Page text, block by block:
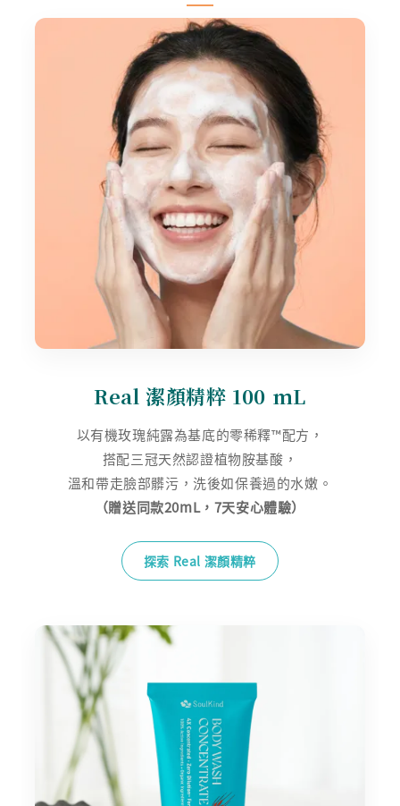
Real 潔顏精粹 100 mL
以有機玫瑰純露為基底的零稀釋™配方，
搭配三冠天然認證植物胺基酸，
（贈送同款20mL，7天安心體驗）
探索 Real 潔顏精粹